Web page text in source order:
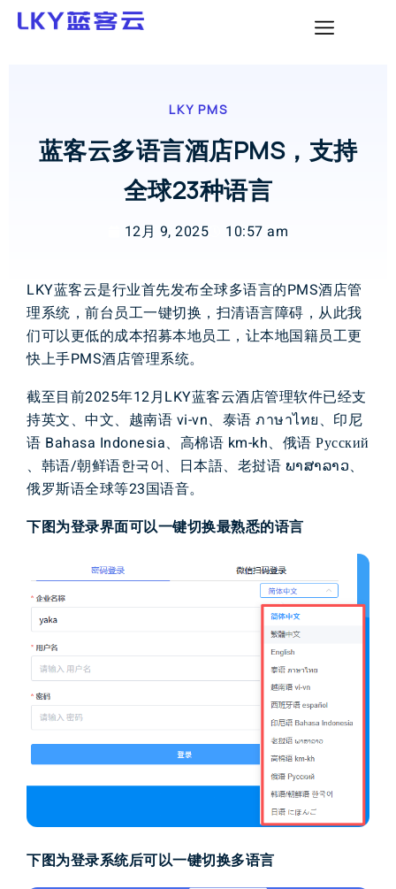
LKY PMS
蓝客云多语言酒店PMS，支持
全球23种语言
12月 9, 2025 10:57 am
LKY蓝客云是行业首先发布全球多语言的PMS酒店管
理系统 ， 前台员工一键切换 ， 扫清语言障碍 ， 从此我
们可以更低的成本招募本地员工 ， 让本地国籍员工更
快上手PMS酒店管理系统。
截至目前2025年12月LKY蓝客云酒店管理软件已经支
持英文、 中文、 越南语 vi-vn、泰语 ภาษาไทย、印尼
语 Bahasa Indonesia、高棉语 km-kh、俄语 Русский
、韩语/朝鲜语한국어、日本語、老挝语 ພາສາລາວ、
俄罗斯语全球等23国语音。
下图为登录界面可以一键切换最熟悉的语言
下图为登录系统后可以一键切换多语言